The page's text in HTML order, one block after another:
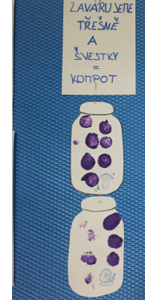
ROČNÍ PLÁN -
VZDĚLÁVACÍ BLOK ZÁŘÍ
VZDĚLÁVACÍ BLOK
VZDĚLÁVACÍ BLOK
VZDĚLÁVACÍ BLOK
VZDĚLÁVACÍ BLOK